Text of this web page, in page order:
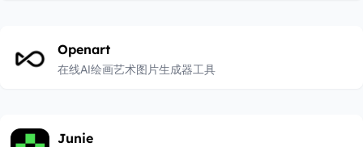
Openart
在线AI绘画艺术图片生成器工具
Junie